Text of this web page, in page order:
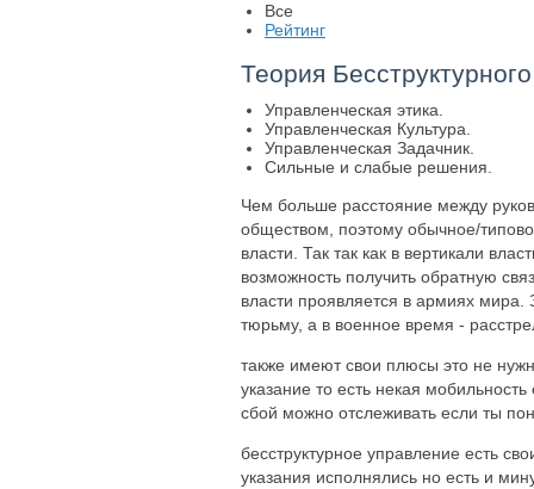
Все
Рейтинг
Теория
Управленческая этика.
Управленческая Культура.
Управленческая Задачник.
Сильные и слабые решения.
Чем больше расстояние между
обществом, поэтому обычное/
власти. Так так как в вертикали
возможность получить обратную
власти проявляется в армиях
тюрьму, а в военное время -
также имеют свои плюсы это не
указание то есть некая
сбой можно отслеживать если ты
бесструктурное управление есть
указания исполнялись но есть и